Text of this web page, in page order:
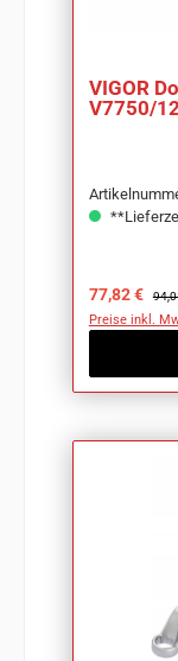
VIGOR
V7750/
77,82 €
Preise inkl.